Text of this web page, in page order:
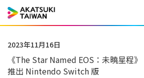
2023年11月16日
《The Star Named EOS：未曉星程
推出 Nintendo Switch 版